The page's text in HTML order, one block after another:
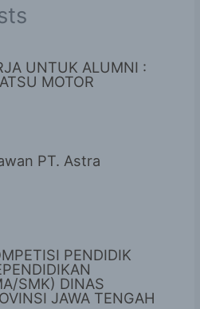
UNTUK ALUMNI :
MOTOR
PT. Astra
PENDIDIK
SMK) DINAS
JAWA TENGAH